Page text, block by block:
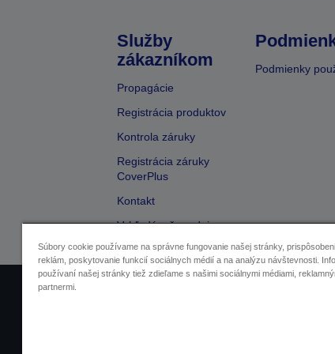
Služby
zákazníkom
Propagácie
Registrácia produktov
Kontrola záruky
Registrácia záruky
CoverPlus
Kontakt
Vyhľadávač predajcov
Podmienky
Súbory cookie používame na správne fungovanie našej stránky,
reklám, poskytovanie funkcií sociálnych médií a na analýzu návštevnosti.
používaní našej stránky tiež zdieľame s našimi sociálnymi médiami,
partnermi.